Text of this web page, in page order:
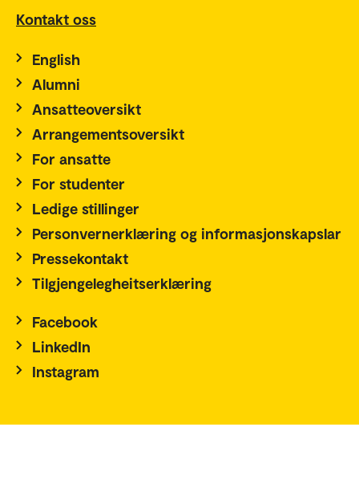
Kontakt oss
English
Alumni
Ansatteoversikt
Arrangementsoversikt
For ansatte
For studenter
Ledige stillinger
Personvernerklæring og informasjonskapslar
Pressekontakt
Tilgjengelegheitserklæring
Facebook
LinkedIn
Instagram